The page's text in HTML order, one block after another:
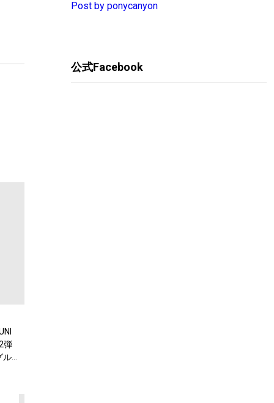
弾
で
Post by ponycanyon
公式Facebook